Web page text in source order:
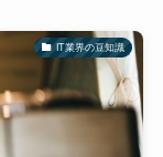
IT業界の豆知識